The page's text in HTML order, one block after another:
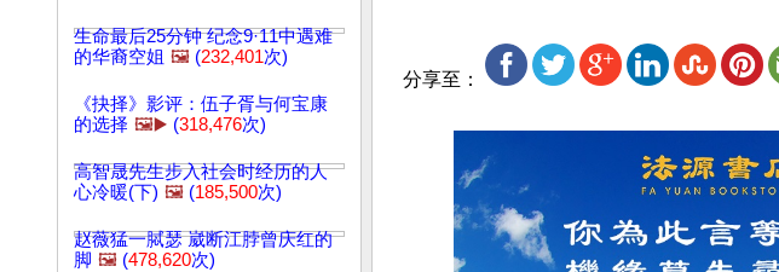
生命最后25分钟 纪念9·11中遇难
的华裔空姐 🖼️ (232,401次)
《抉择》影评：伍子胥与何宝康
的选择 🖼️▶️ (318,476次)
高智晟先生步入社会时经历的人
心冷暖(下) 🖼️ (185,500次)
赵薇猛一脦瑟 崴断江脖曾庆红的
脚 🖼️ (478,620次)
分享至：